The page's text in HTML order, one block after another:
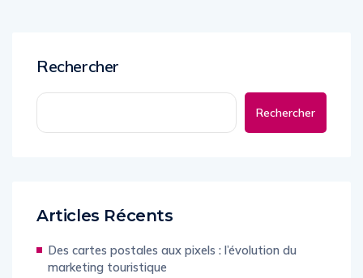
Rechercher
Rechercher
Articles Récents
Des cartes postales aux pixels : l’évolution du
marketing touristique